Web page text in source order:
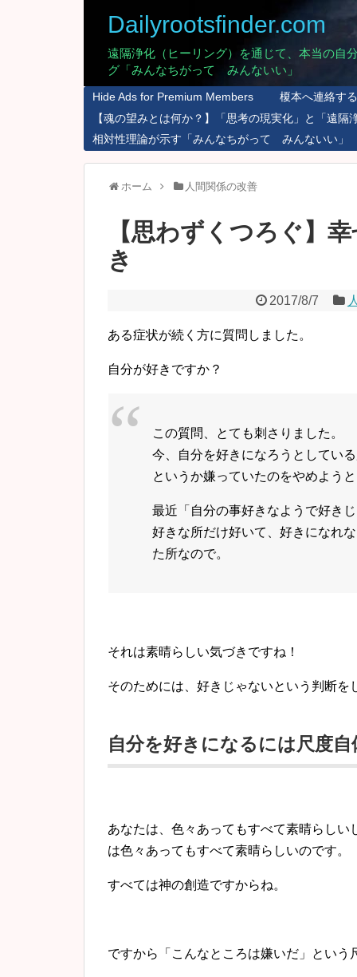
Dailyrootsfinder.com
遠隔浄化（ヒーリング）を通じて、本当の
グ「みんなちがって みんないい」
Hide Ads for Premium Members
榎本へ連絡す
【魂の望みとは何か？】「思考の現実化」と「遠隔
相対性理論が示す「みんなちがって みんないい」
ホーム 人間関係の改善
【思わずくつろぐ】
き
2017/8/7
ある症状が続く方に質問しました。
自分が好きですか？
この質問、とても刺さりました。
今、自分を好きになろうとしてい
というか嫌っていたのをやめよう
最近「自分の事好きなようで好き
好きな所だけ好いて、好きになれ
た所なので。
それは素晴らしい気づきですね！
そのためには、好きじゃないという判断を
自分を好きになるには尺度
あなたは、色々あってもすべて素晴らしい
は色々あってもすべて素晴らしいのです。
すべては神の創造ですからね。
ですから「こんなところは嫌いだ」 という